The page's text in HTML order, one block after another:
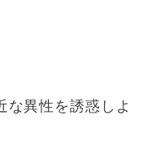
な異性を誘惑しよ